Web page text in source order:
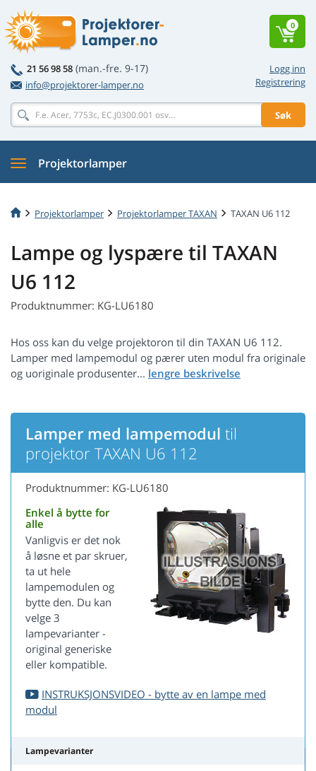
Logg inn
Registrering
21 56 98 58 (man.-fre. 9-17)
info@projektorer-lamper.no
Søk
0
Projektorlamper
Projektorlamper Projektorlamper TAXAN TAXAN U6 112
Lampe og lyspære til TAXAN
U6 112
Produktnummer: KG-LU6180
Hos oss kan du velge projektoron til din TAXAN U6 112.
Lamper med lampemodul og pærer uten modul fra originale
og uoriginale produsenter...
Lamper med lampemodul til
projektor TAXAN U6 112
Produktnummer: KG-LU6180
Enkel å bytte for
alle
Vanligvis er det nok
å løsne et par skruer,
ta ut hele
lampemodulen og
bytte den. Du kan
velge 3
lampevarianter -
original generiske
eller kompatible.
INSTRUKSJONSVIDEO - bytte av en lampe med
modul
Lampevarianter